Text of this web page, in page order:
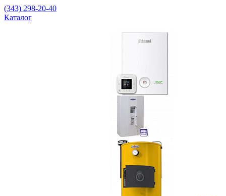
(343) 298-20-40
Каталог